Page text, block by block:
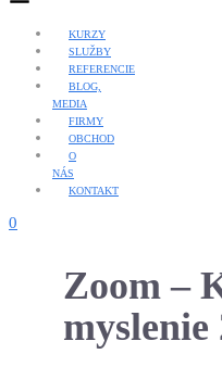
KURZY
SLUŽBY
REFERENCIE
BLOG,
MEDIA
FIRMY
OBCHOD
O
NÁS
KONTAKT
0
Zoom –
myslenie